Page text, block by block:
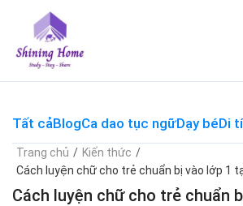
content
Tất cảBlogCa dao tục ngữDạy béDi
Trang chủ / Kiến thức /
Cách luyện chữ cho trẻ chuẩn bị vào lớp 1
Cách luyện chữ cho trẻ chuẩn